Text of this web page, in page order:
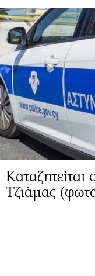
Καταζητείται
Τζιάμας